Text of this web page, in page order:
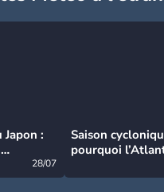
Japon :
28/07
Saison
pourquoi